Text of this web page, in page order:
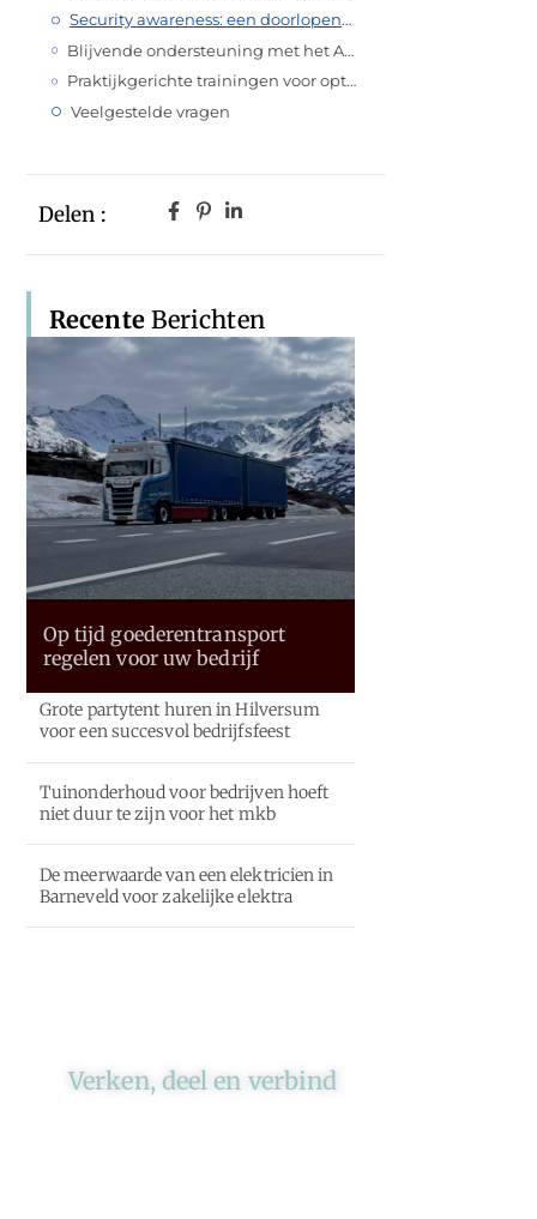
Security awareness: een doorlopend proces
Blijvende ondersteuning met het Awaretrain platform
Praktijkgerichte trainingen voor optimale kennisoverdracht
Veelgestelde vragen
Delen :
RecenteBerichten
Op tijd goederentransport
regelen voor uw bedrijf
Grote partytent huren in Hilversum
voor een succesvol bedrijfsfeest
Tuinonderhoud voor bedrijven hoeft
niet duur te zijn voor het mkb
De meerwaarde van een elektricien in
Barneveld voor zakelijke elektra
Verken, deel en verbind